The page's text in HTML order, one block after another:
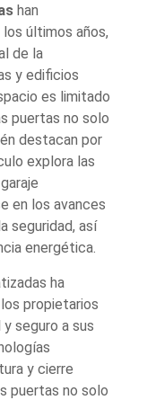
han
últimos años,
de la
y edificios
es limitado
puertas no solo
destacan por
explora las
en los avances
seguridad, así
energética.
ha
propietarios
seguro a sus
y cierre
puertas no solo